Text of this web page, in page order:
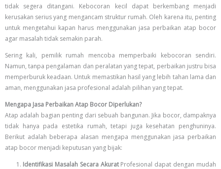
tidak segera ditangani. Kebocoran kecil dapat berkembang menjadi
kerusakan serius yang mengancam struktur rumah. Oleh karena itu, penting
untuk mengetahui kapan harus menggunakan jasa perbaikan atap bocor
agar masalah tidak semakin parah.
Sering kali, pemilik rumah mencoba memperbaiki kebocoran sendiri.
Namun, tanpa pengalaman dan peralatan yang tepat, perbaikan justru bisa
memperburuk keadaan. Untuk memastikan hasil yang lebih tahan lama dan
aman, menggunakan jasa profesional adalah pilihan yang tepat.
Mengapa Jasa Perbaikan Atap Bocor Diperlukan?
Atap adalah bagian penting dari sebuah bangunan. Jika bocor, dampaknya
tidak hanya pada estetika rumah, tetapi juga kesehatan penghuninya.
Berikut adalah beberapa alasan mengapa menggunakan jasa perbaikan
atap bocor menjadi keputusan yang bijak:
Identifikasi Masalah Secara Akurat Profesional dapat dengan mudah